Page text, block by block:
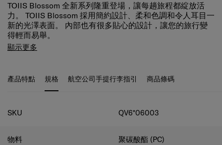
TOIIS Blossom 全新系列隆重登場，讓每趟旅程都綻放活
力。 TOIIS Blossom 採用簡約設計、柔和色調和令人耳目一
新的光澤表面。 內部也有很多貼心的設計，讓您的旅行變
得輕而易舉。
TOIIS Blossom 行李箱有個可擴展的主隔層，有一個帶口袋
保最大程度的安全性，同時雙滑輪可提供平穩滾動的舒適
感。 行李箱還配有半透明行李箱套，令行李箱在不使用情
況下仍可其維持原狀。
顯示更多
產品特點 規格 航空公司手提行李指引 商品條碼
規格
SKU QV6*06003
物料 聚碳酸酯 (PC)